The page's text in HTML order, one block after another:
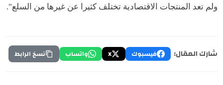
ولم تعد المنتجات الاقتصادية تختلف كثيرا عن غيرها من السلع".
شارك المقال: فيسبوك X واتساب نسخ الرابط